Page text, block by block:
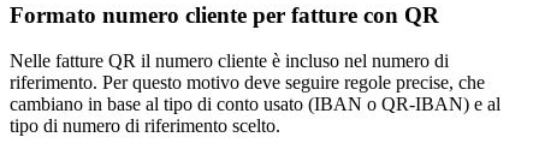
Formato numero cliente per fatture con QR
Nelle fatture QR il numero cliente è incluso nel numero di
riferimento. Per questo motivo deve seguire regole precise, che
cambiano in base al tipo di conto usato (IBAN o QR-IBAN) e al
tipo di numero di riferimento scelto.